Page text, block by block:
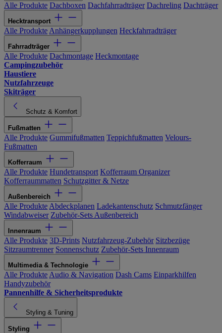
Alle Produkte Dachboxen Dachfahrradträger Dachreling Dachträger
Hecktransport
Alle Produkte Anhängerkupplungen Heckfahrradträger
Fahrradträger
Alle Produkte Dachmontage Heckmontage
Campingzubehör
Haustiere
Nutzfahrzeuge
Skiträger
Schutz & Komfort
Fußmatten
Alle Produkte Gummifußmatten Teppichfußmatten Velours-
Fußmatten
Kofferraum
Alle Produkte Hundetransport Kofferraum Organizer
Kofferraummatten Schutzgitter & Netze
Außenbereich
Alle Produkte Abdeckplanen Ladekantenschutz Schmutzfänger
Windabweiser Zubehör-Sets Außenbereich
Innenraum
Alle Produkte 3D-Prints Nutzfahrzeug-Zubehör Sitzbezüge
Sitzraumtrenner Sonnenschutz Zubehör-Sets Innenraum
Multimedia & Technologie
Alle Produkte Audio & Navigation Dash Cams Einparkhilfen
Handyzubehör
Pannenhilfe & Sicherheitsprodukte
Styling & Tuning
Styling